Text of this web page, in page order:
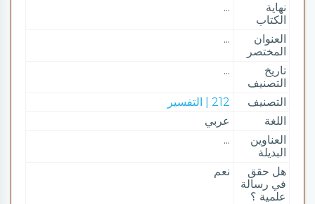
نهاية
الكتاب
...
العنوان
المختصر
...
تاريخ
التصنيف
...
التصنيف
212 | التفسير
اللغة
عربي
العناوين
البديلة
...
هل حقق
في رسالة
علمية ؟
نعم